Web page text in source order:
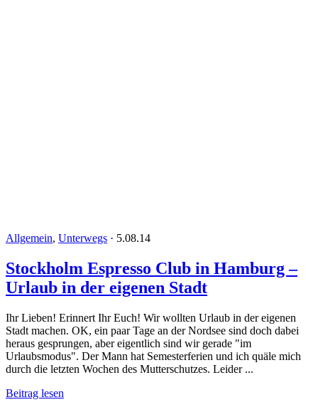
Allgemein, Unterwegs · 5.08.14
Stockholm Espresso Club in Hamburg –
Urlaub in der eigenen Stadt
Ihr Lieben! Erinnert Ihr Euch! Wir wollten Urlaub in der eigenen
Stadt machen. OK, ein paar Tage an der Nordsee sind doch dabei
heraus gesprungen, aber eigentlich sind wir gerade "im
Urlaubsmodus". Der Mann hat Semesterferien und ich quäle mich
durch die letzten Wochen des Mutterschutzes. Leider ...
Beitrag lesen